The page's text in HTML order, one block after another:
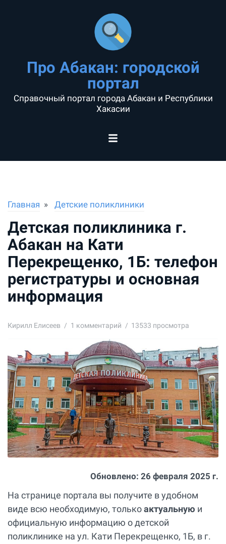
Про Абакан: городской
портал
Справочный портал города Абакан и Республики
Хакасии
Главная Детские поликлиники
Детская поликлиника г.
Абакан на Кати
Перекрещенко, 1Б: телефон
регистратуры и основная
информация
Кирилл Елисеев 1 комментарий 13533 просмотра
Обновлено: 26 февраля 2025 г.
На странице портала вы получите в удобном
виде всю необходимую, толькоактуальную и
официальную информацию о детской
поликлинике на ул. Кати Перекрещенко, 1Б, в г.